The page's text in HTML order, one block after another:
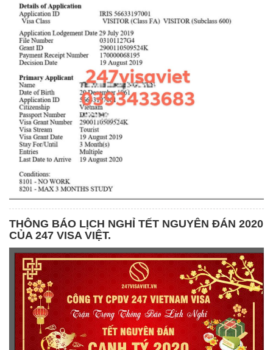
THÔNG BÁO LỊCH NGHỈ TẾT NGUYÊN ĐÁN 2020
CỦA 247 VISA VIỆT.